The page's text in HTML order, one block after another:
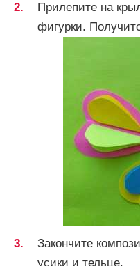
Прилепите на
фигурки.
Закончите
усики и тельце.